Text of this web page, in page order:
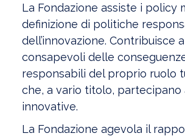
La Fondazione assiste i policy
definizione di politiche
dell’innovazione. Contribuisce
consapevoli delle
responsabili del proprio ruolo
che, a vario titolo, partecipano
innovative.
La Fondazione agevola il